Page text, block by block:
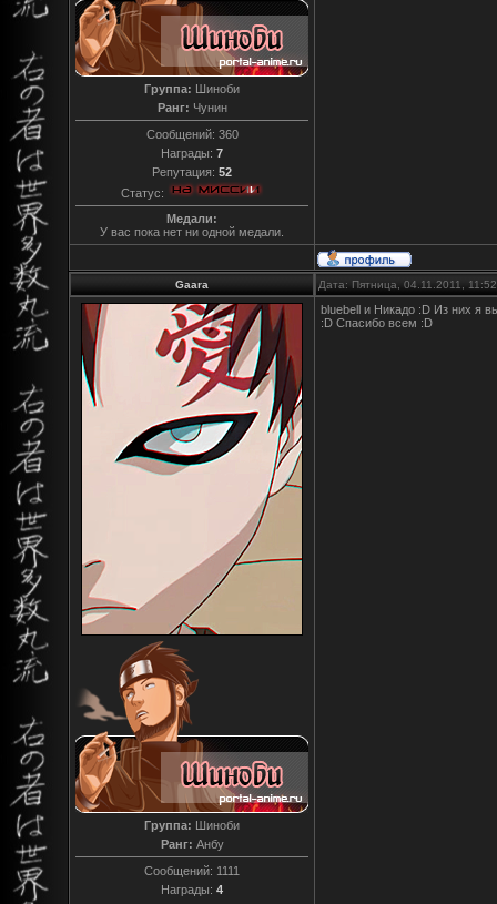
Группа: Шиноби
Ранг: Чунин
Сообщений: 360
Награды: 7
Репутация: 52
Статус:
Медали:
У вас пока нет ни одной медали.
Gaara Дата: Пятница, 04.11.2011,
Группа: Шиноби
Ранг: Анбу
Сообщений: 1111
Награды: 4
bluebell и Никадо :D Из них я
:D Спасибо всем :D